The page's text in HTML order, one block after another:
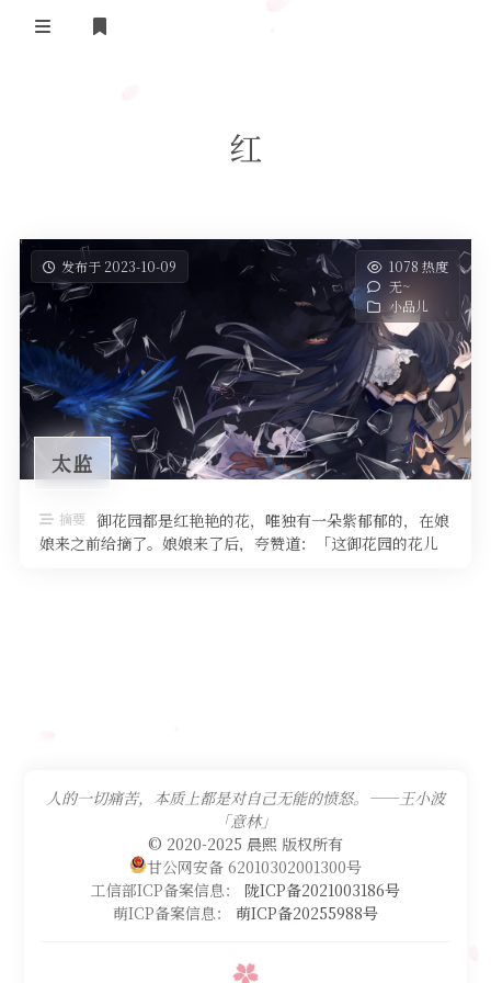
抖音去水印
今日头条新闻
关于我们
隐私政策
友情链接
红
发布于 2023-10-09
1078 热度
无~
小品儿
太监
摘要 御花园都是红艳艳的花，唯独有一朵紫郁郁的，在娘
娘来之前给摘了。娘娘来了后，夸赞道：「这御花园的花儿
人的一切痛苦，本质上都是对自己无能的愤怒。——王小波
「意林」
© 2020-2025 晨熙 版权所有
甘公网安备 62010302001300号
工信部ICP备案信息： 陇ICP备2021003186号
萌ICP备案信息： 萌ICP备20255988号